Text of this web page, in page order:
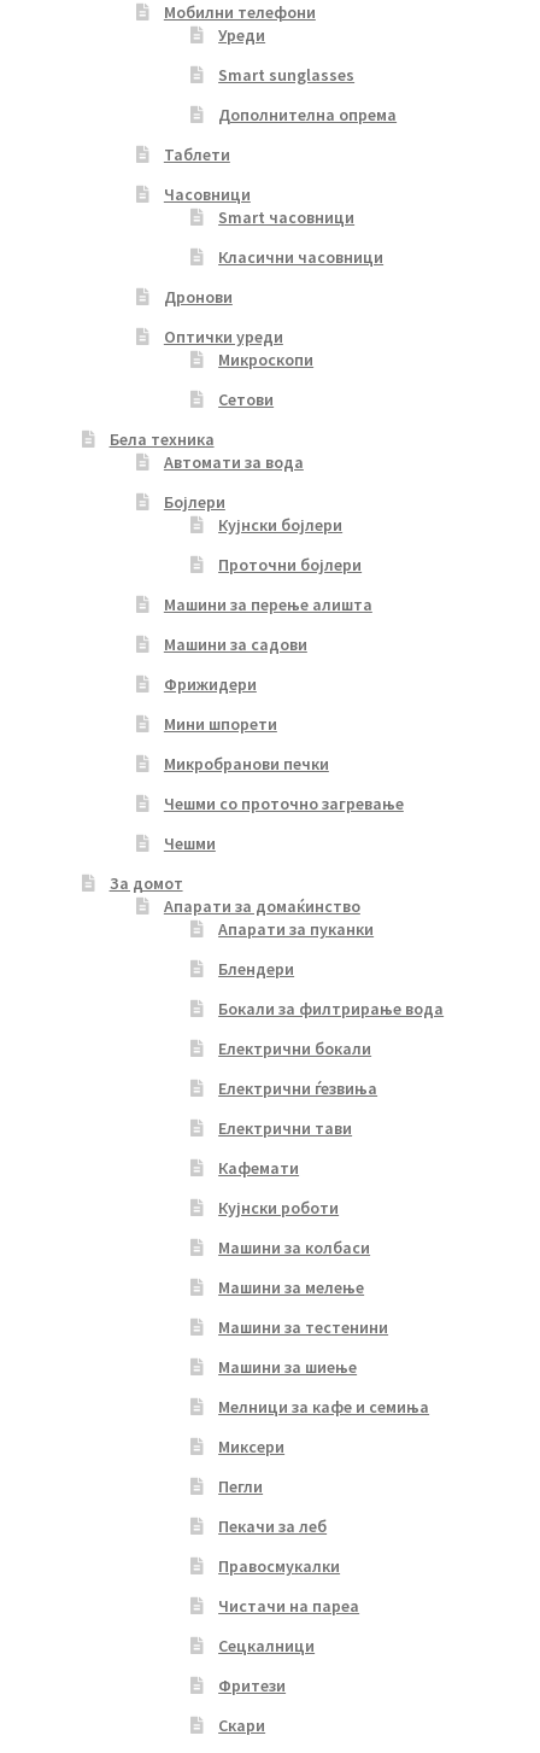
Мобилни телефони
Уреди
Smart sunglasses
Дополнителна опрема
Таблети
Часовници
Smart часовници
Класични часовници
Дронови
Оптички уреди
Микроскопи
Сетови
Бела техника
Автомати за вода
Бојлери
Кујнски бојлери
Проточни бојлери
Машини за перење алишта
Машини за садови
Фрижидери
Мини шпорети
Микробранови печки
Чешми со проточно загревање
Чешми
За домот
Апарати за домаќинство
Апарати за пуканки
Блендери
Бокали за филтрирање вода
Електрични бокали
Електрични ѓезвиња
Електрични тави
Кафемати
Кујнски роботи
Машини за колбаси
Машини за мелење
Машини за тестенини
Машини за шиење
Мелници за кафе и семиња
Миксери
Пегли
Пекачи за леб
Правосмукалки
Чистачи на пареа
Сецкалници
Фритези
Скари